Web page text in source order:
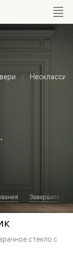
Неоклассика
Завершите
стекло с